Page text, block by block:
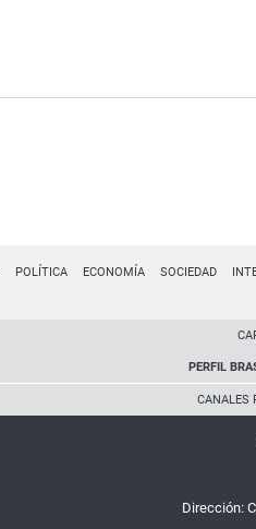
POLÍTICA ECONOMÍA SOCIEDAD
PERFIL
CANALES
Dirección: